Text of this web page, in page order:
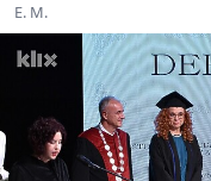
E. M.